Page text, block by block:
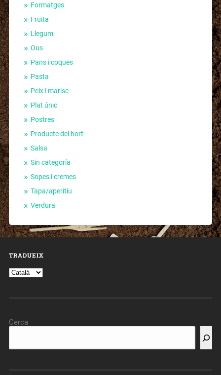
Formatges
Fruita
Llegum
Ous
Pans i coques
Pasta
Peix i marisc
Plat únic
Postres
Producte del hort
Salsa
Sin categoría
Sopes i cremes
Tapa/aperitiu
Verdura
TRADUEIX
Cerca